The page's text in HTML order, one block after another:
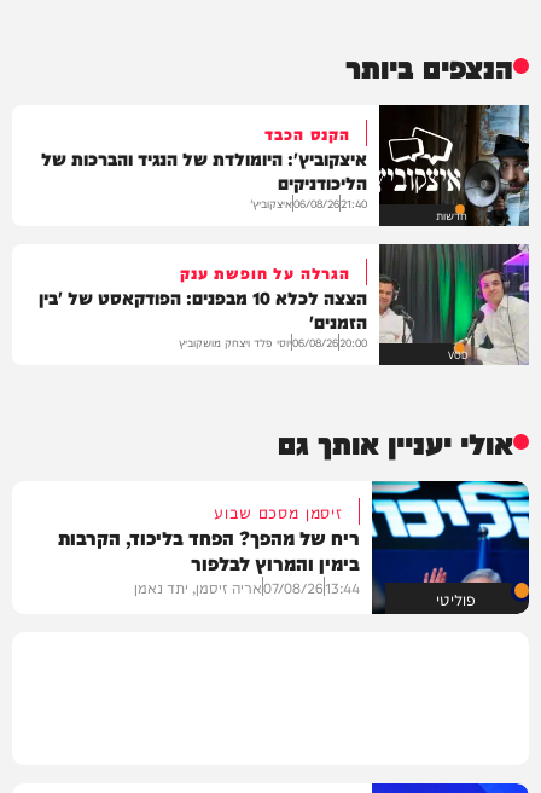
הנצפים ביותר
חדשות
הקנס הכבד
איצקוביץ': היומולדת של הנגיד והברכות של
הליכודניקים
21:40
06/08/26איצקוביץ'
VOD
הגרלה על חופשת ענק
הצצה לכלא 10 מבפנים: הפודקאסט של 'בין
הזמנים'
20:00
06/08/26יוסי פלד ויצחק מושקוביץ
אולי יעניין אותך גם
פוליטי
זיסמן מסכם שבוע
ריח של מהפך? הפחד בליכוד, הקרבות
בימין והמרוץ לבלפור
13:44
07/08/26אריה זיסמן, יתד נאמן